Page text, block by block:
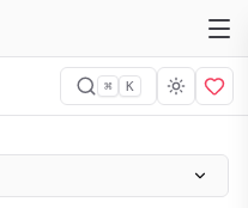
⌘ K